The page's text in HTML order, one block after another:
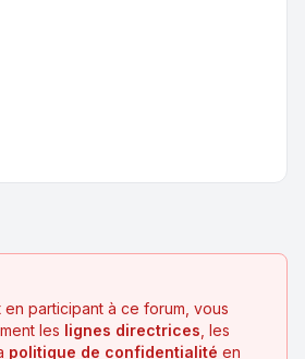
en participant à ce forum, vous
les lignes directrices , les
politique de confidentialité en